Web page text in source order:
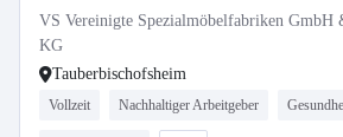
VS Vereinigte Spezialmöbelfabriken GmbH
KG
Tauberbischofsheim
Vollzeit Nachhaltiger Arbeitgeber